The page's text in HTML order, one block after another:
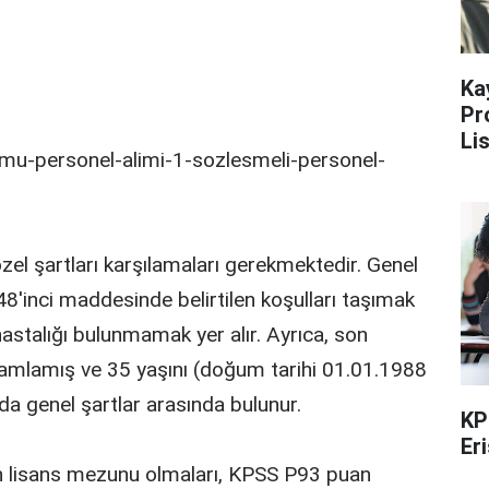
şartları karşılamaları gerekmektedir. Genel
maddesinde belirtilen koşulları taşımak
bulunmamak yer alır. Ayrıca, son
ve 35 yaşını (doğum tarihi 01.01.1988
genel şartlar arasında bulunur.
mezunu olmaları, KPSS P93 puan